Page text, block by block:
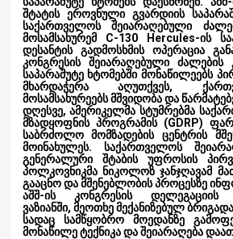
შტატის ეროვნული გვარდიის
საქართველოს შეიარაღებული
მოსამსახურემ C-130 Hercules-ის
დესანტის გადმოსხმის ოპერაცია
კონგრესის შეიარაღებული ძალების
საპარაშუტე ხტომებში მონაწილეებს
მხარდაჭერა აღუთქვეს,
მოსამსახურეებს მშვიდობა და
დღესვე, ამერიკელმა სტუმრებმა
მზადყოფნის პროგრამის (GDRP)
საბრძოლო მომზადების ცენტრის
მოინახულეს. საქართველოს
გენერალური შტაბის უფროსის
პოლკოვნიკმა ნიკოლოზ ჯანჯღავამ
გააცნო და მშენებლობის პროცესზე
აშშ-ის კონგრესის დელეგაციის
ვაზიანში, მეოთხე მექანიზებულ
სადაც სამწყობრო მოედანზე
მონაწილე ტექნიკა და შეიარაღება